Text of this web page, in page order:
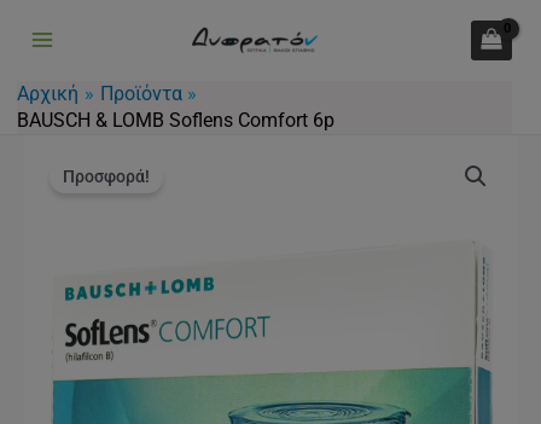
περιεχόμενο
Αρχική
Προϊόντα
BAUSCH & LOMB Soflens Comfort 6p
Προσφορά!
price
20.50€.
Comfort
ποσότητα